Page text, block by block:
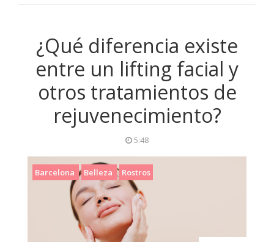
¿Qué diferencia existe
entre un lifting facial y
otros tratamientos de
rejuvenecimiento?
5:48
Barcelona Belleza Rostros